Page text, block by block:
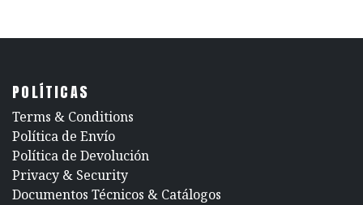
POLÍTICAS
​Terms & Conditions
Política de Envío
Política de Devolución
​Privacy & Security
​Documentos Técnicos & Catálogos